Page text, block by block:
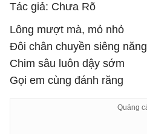
Tác giả: Chưa Rõ
Lông mượt mà, mỏ nhỏ
Đôi chân chuyền siêng năng
Chim sâu luôn dậy sớm
Gọi em cùng đánh răng